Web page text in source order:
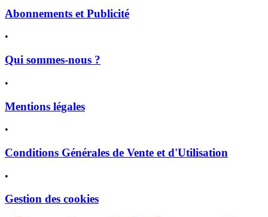
Abonnements et Publicité
•
Qui sommes-nous ?
•
Mentions légales
•
Conditions Générales de Vente et d'Utilisation
•
Gestion des cookies